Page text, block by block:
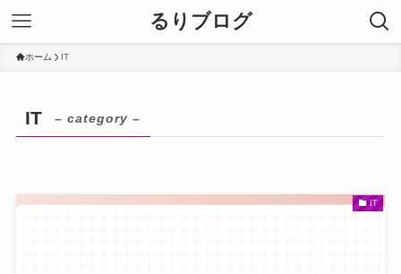
るりブログ
ホーム IT
IT – category –
IT